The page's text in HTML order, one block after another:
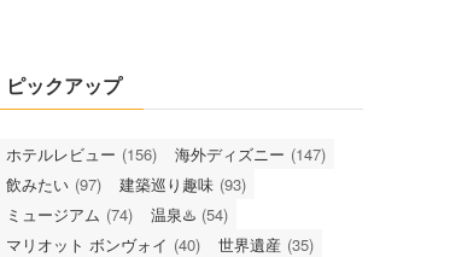
ピックアップ
ホテルレビュー (156) 海外ディズニー (147)
飲みたい (97) 建築巡り趣味 (93)
ミュージアム (74) 温泉♨️ (54)
マリオット ボンヴォイ (40) 世界遺産 (35)